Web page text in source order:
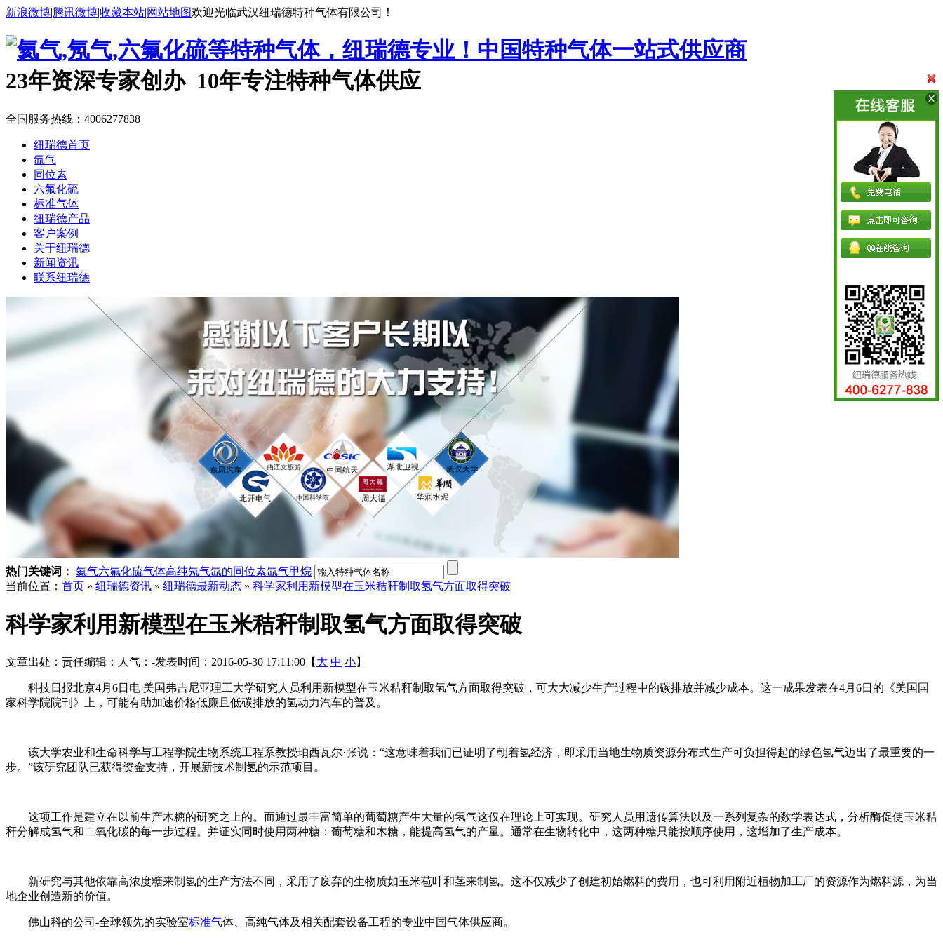
新浪微博|腾讯微博|收藏本站|网站地图欢迎光临武汉纽瑞德特种气体有限公司！
中国特种气体一站式供应商
23年资深专家创办 10年专注特种气体供应
全国服务热线： 4006277838
纽瑞德首页
氙气
同位素
六氟化硫
标准气体
纽瑞德产品
客户案例
关于纽瑞德
新闻资讯
联系纽瑞德
热门关键词： 氦气六氟化硫气体高纯氖气氙的同位素氙气甲烷
当前位置： 首页 » 纽瑞德资讯 » 纽瑞德最新动态 » 科学家利用新模型在玉米秸秆制取氢气方面取得突破
科学家利用新模型在玉米秸秆制取氢气方面取得突破
文章出处： 责任编辑： 人气： -发表时间：2016-05-30 17:11:00【 大 中 小】
科技日报北京4月6日电 美国弗吉尼亚理工大学研究人员利用新模型在玉米秸秆制取氢气方面取得突破，可大大减少生产过程中的碳排放并减少成本。这一成果发表在4月6日的《美国国
家科学院院刊》上，可能有助加速价格低廉且低碳排放的氢动力汽车的普及。
该大学农业和生命科学与工程学院生物系统工程系教授珀西瓦尔·张说：“这意味着我们已证明了朝着氢经济，即采用当地生物质资源分布式生产可负担得起的绿色氢气迈出了最重要的一
步。”该研究团队已获得资金支持，开展新技术制氢的示范项目。
这项工作是建立在以前生产木糖的研究之上的。而通过最丰富简单的葡萄糖产生大量的氢气这仅在理论上可实现。研究人员用遗传算法以及一系列复杂的数学表达式，分析酶促使玉米秸
秆分解成氢气和二氧化碳的每一步过程。并证实同时使用两种糖：葡萄糖和木糖，能提高氢气的产量。通常在生物转化中，这两种糖只能按顺序使用，这增加了生产成本。
新研究与其他依靠高浓度糖来制氢的生产方法不同，采用了废弃的生物质如玉米苞叶和茎来制氢。这不仅减少了创建初始燃料的费用，也可利用附近植物加工厂的资源作为燃料源，为当
地企业创造新的价值。
佛山科的公司-全球领先的实验室标准气体、高纯气体及相关配套设备工程的专业中国气体供应商。